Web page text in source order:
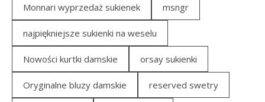
Monnari wyprzedaż sukienek msngr
najpiękniejsze sukienki na weselu
Nowości kurtki damskie orsay sukienki
Oryginalne bluzy damskie reserved swetry